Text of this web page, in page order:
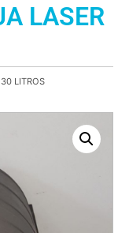
LASER
LITROS